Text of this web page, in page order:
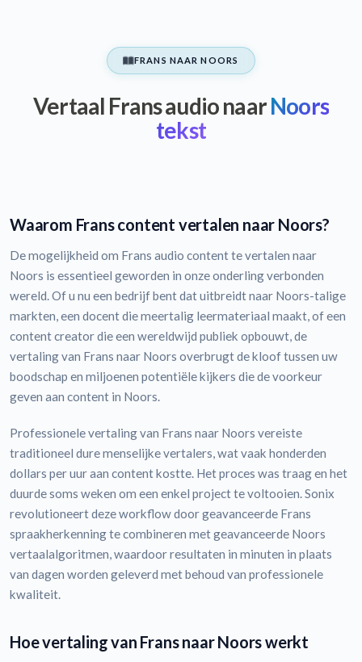
FRANS NAAR NOORS
Vertaal Frans audio naarNoors
tekst
Waarom Frans content vertalen naar Noors?
De mogelijkheid om Frans audio content te vertalen naar
Noors is essentieel geworden in onze onderling verbonden
wereld. Of u nu een bedrijf bent dat uitbreidt naar Noors-talige
markten, een docent die meertalig leermateriaal maakt, of een
content creator die een wereldwijd publiek opbouwt, de
vertaling van Frans naar Noors overbrugt de kloof tussen uw
boodschap en miljoenen potentiële kijkers die de voorkeur
geven aan content in Noors.
Professionele vertaling van Frans naar Noors vereiste
traditioneel dure menselijke vertalers, wat vaak honderden
dollars per uur aan content kostte. Het proces was traag en het
duurde soms weken om een enkel project te voltooien. Sonix
revolutioneert deze workflow door geavanceerde Frans
spraakherkenning te combineren met geavanceerde Noors
vertaalalgoritmen, waardoor resultaten in minuten in plaats
van dagen worden geleverd met behoud van professionele
kwaliteit.
Hoe vertaling van Frans naar Noors werkt